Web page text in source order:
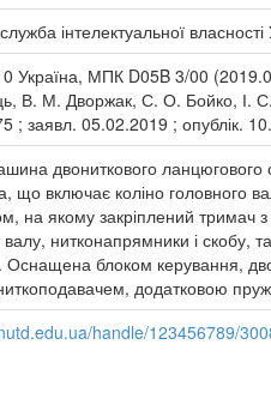
інтелектуальної власності
Україна, МПК D05B 3/00
В. М. Дворжак, С. О. Бойко, І. С.
; заявл. 05.02.2019 ; опублік.
двониткового ланцюгового
що включає коліно головного
на якому закріплений тримач
нитконапрямники і скобу,
блоком керування,
додатковою
handle/123456789/